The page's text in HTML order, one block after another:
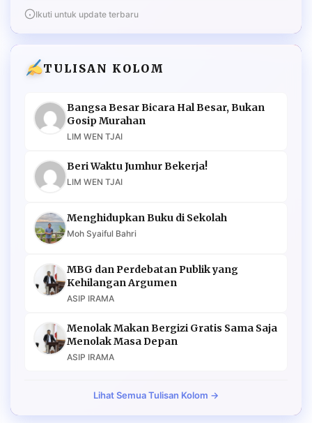
Ikuti untuk update terbaru
TULISAN KOLOM
Bangsa Besar Bicara Hal Besar, Bukan
Gosip Murahan
LIM WEN TJAI
Beri Waktu Jumhur Bekerja!
LIM WEN TJAI
Menghidupkan Buku di Sekolah
Moh Syaiful Bahri
MBG dan Perdebatan Publik yang
Kehilangan Argumen
ASIP IRAMA
Menolak Makan Bergizi Gratis Sama Saja
Menolak Masa Depan
ASIP IRAMA
Lihat Semua Tulisan Kolom →